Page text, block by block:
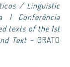
/ Linguistic
I Conferência
texts of the 1st
Text – GRATO